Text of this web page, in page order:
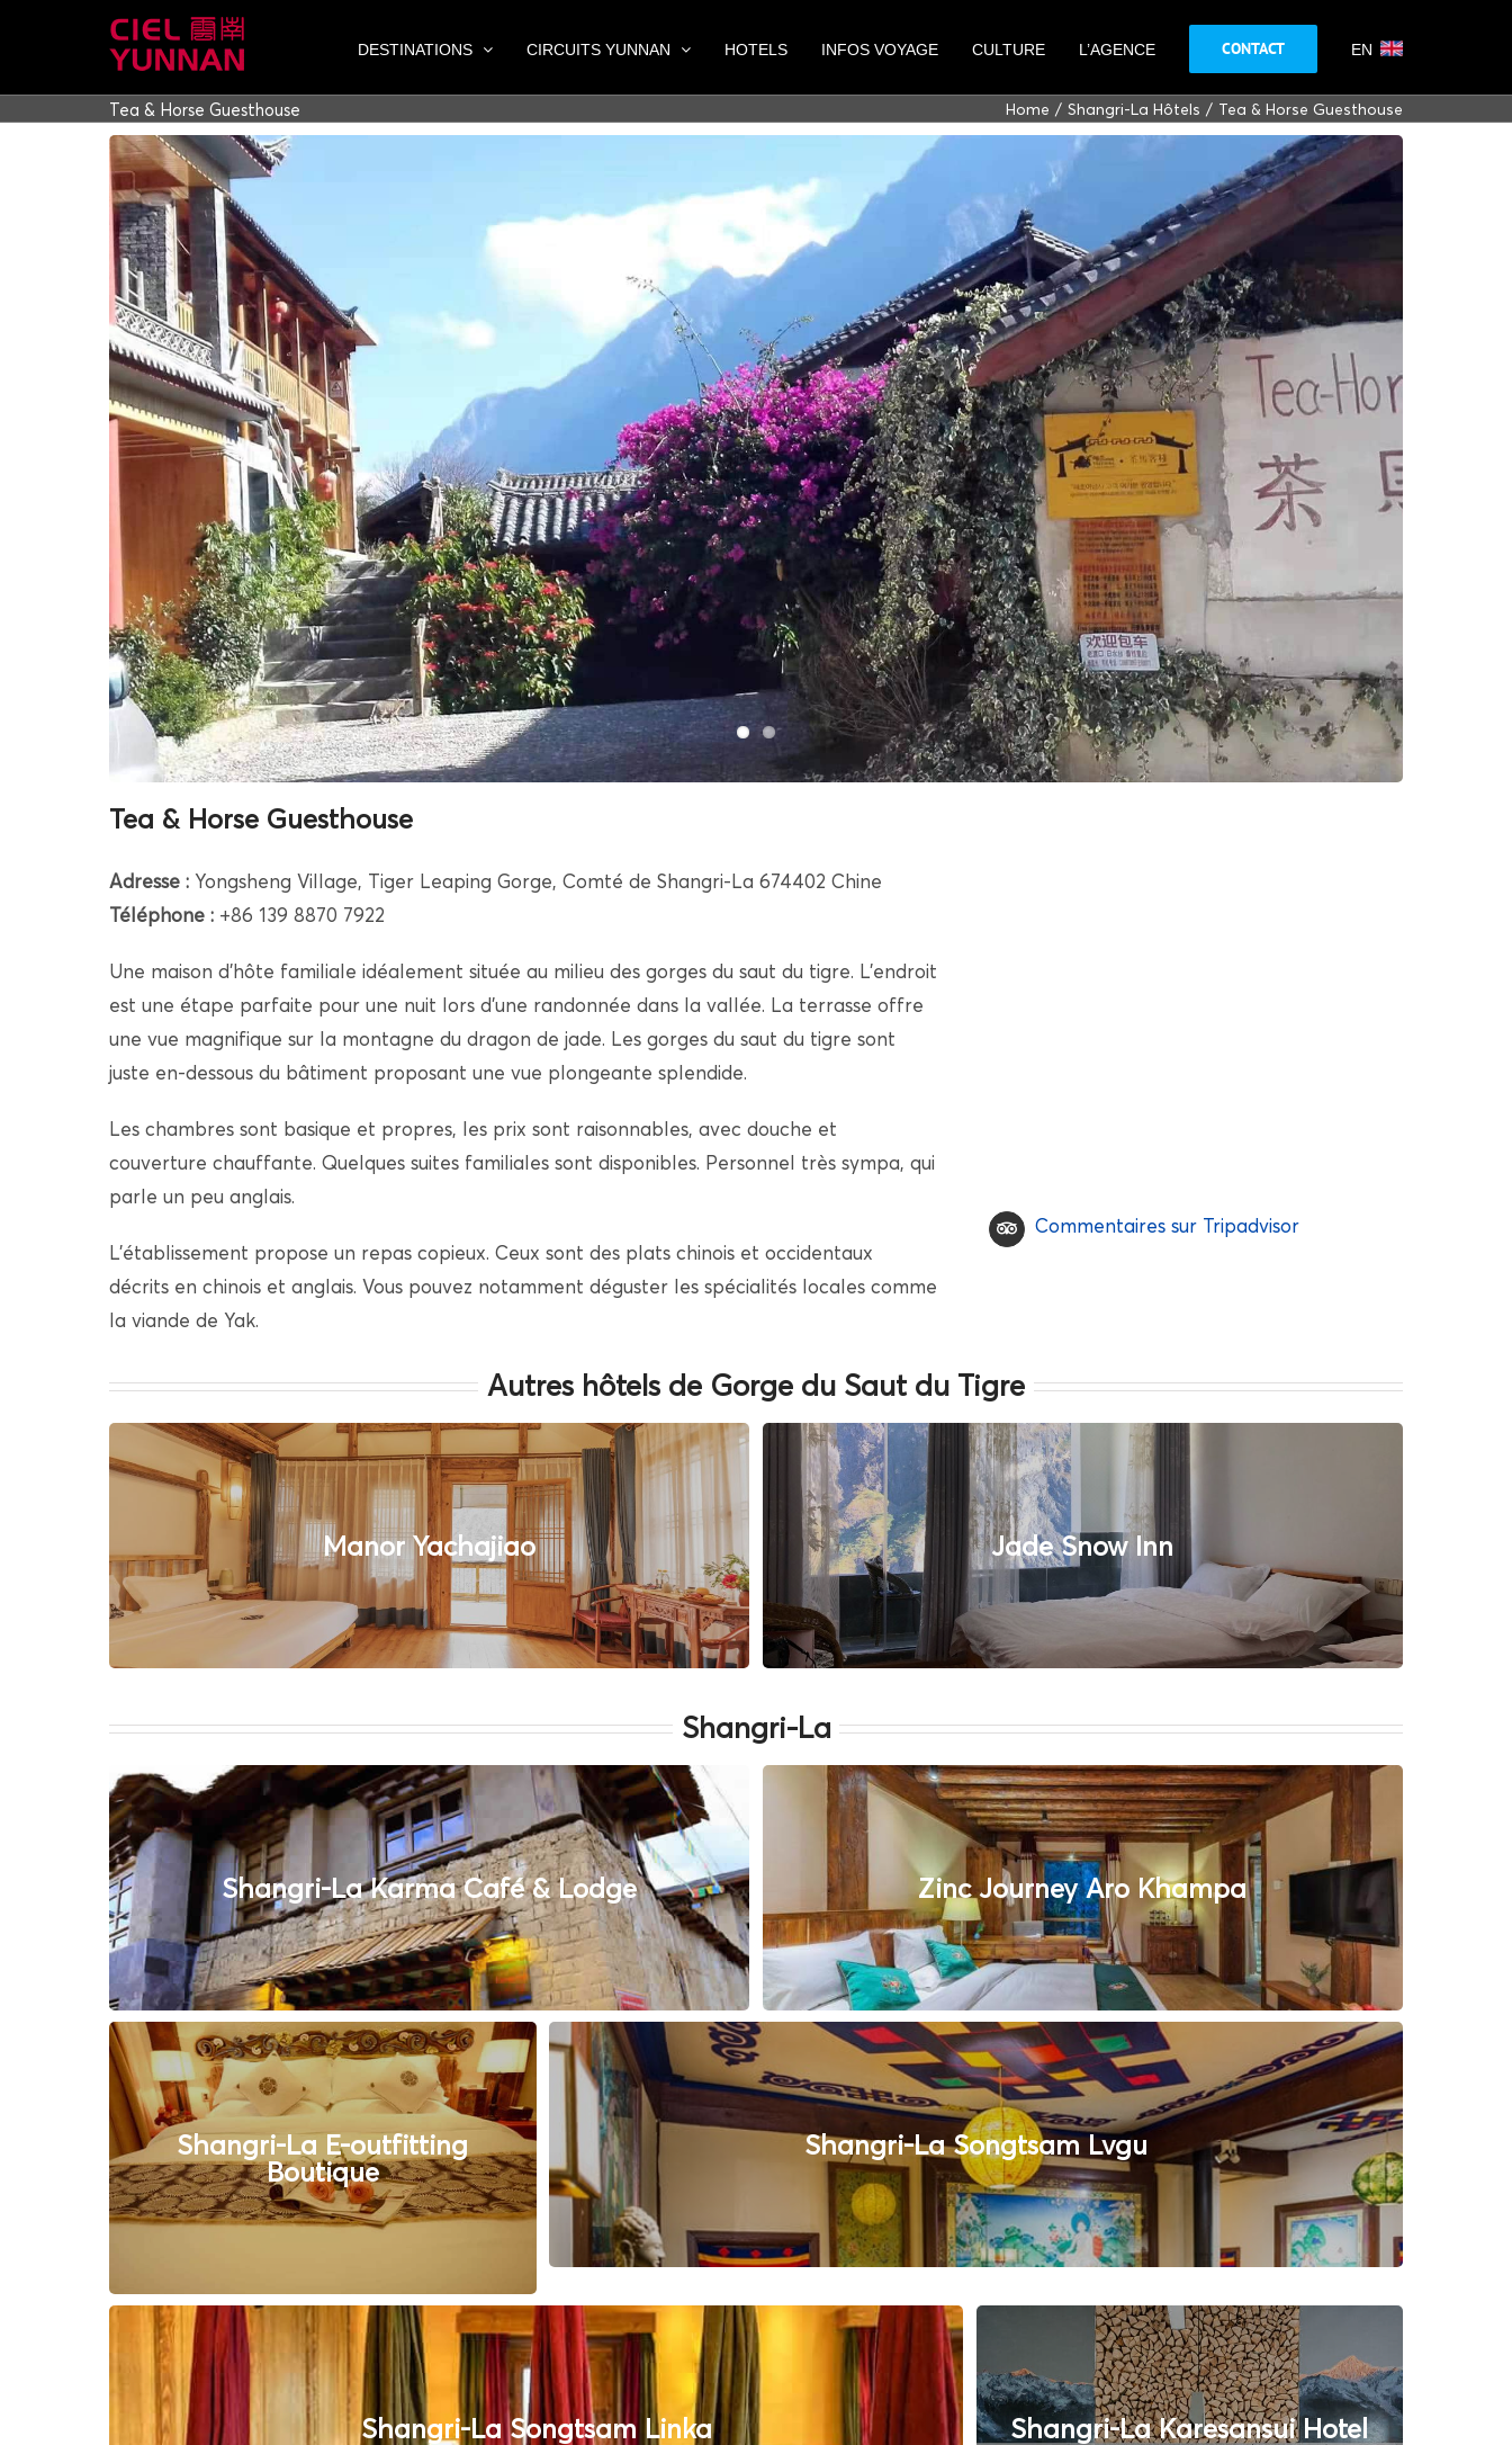
DESTINATIONS CIRCUITS YUNNAN HOTELS INFOS VOYAGE CULTURE L’AGENCE CONTACT EN
Tea & Horse Guesthouse Home Shangri-La Hôtels Tea & Horse Guesthouse
Tea & Horse Guesthouse
Adresse : Yongsheng Village, Tiger Leaping Gorge, Comté de Shangri-La 674402 Chine
Téléphone : +86 139 8870 7922
Une maison d’hôte familiale idéalement située au milieu des gorges du saut du tigre. L’endroit
est une étape parfaite pour une nuit lors d’une randonnée dans la vallée. La terrasse offre
une vue magnifique sur la montagne du dragon de jade. Les gorges du saut du tigre sont
juste en-dessous du bâtiment proposant une vue plongeante splendide.
Les chambres sont basique et propres, les prix sont raisonnables, avec douche et
couverture chauffante. Quelques suites familiales sont disponibles. Personnel très sympa, qui
parle un peu anglais.
L’établissement propose un repas copieux. Ceux sont des plats chinois et occidentaux
décrits en chinois et anglais. Vous pouvez notamment déguster les spécialités locales comme
la viande de Yak.
Commentaires sur Tripadvisor
Autres hôtels de Gorge du Saut du Tigre
Manor Yachajiao Jade Snow Inn
Shangri-La
Shangri-La Karma Café & Lodge Zinc Journey Aro Khampa
Shangri-La E-outfitting
Boutique
Shangri-La Songtsam Lvgu
Shangri-La Songtsam Linka Shangri-La Karesansui Hotel